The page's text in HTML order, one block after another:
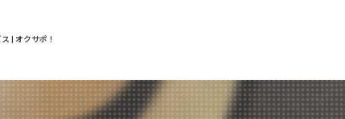
| オクサポ！